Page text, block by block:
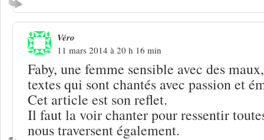
Véro
11 mars 2014 à 20 h 16 min
Faby, une femme sensible avec des
textes qui sont chantés avec passion et
Cet article est son reflet.
Il faut la voir chanter pour ressentir
nous traversent également.